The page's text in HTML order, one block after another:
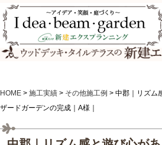
HOME > 施工実績 > その他施工例 > 中郡｜リズム
ザードガーデンの完成｜A様｜